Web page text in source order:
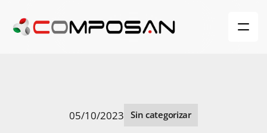
05/10/2023 Sin categorizar